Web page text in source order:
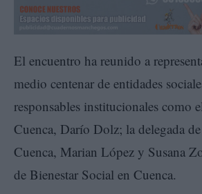
El encuentro ha reunido a
medio centenar de entidades
responsables institucionales como
Cuenca, Darío Dolz; la delegada
Cuenca, Marian López y Susana
de Bienestar Social en Cuenca.